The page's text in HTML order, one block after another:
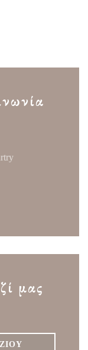
((ανοίγει σε νέο
σε νέο
μας